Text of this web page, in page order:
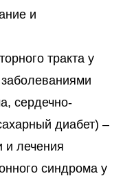
и
тракта у
сердечно-
диабет) –
и лечения
синдрома у